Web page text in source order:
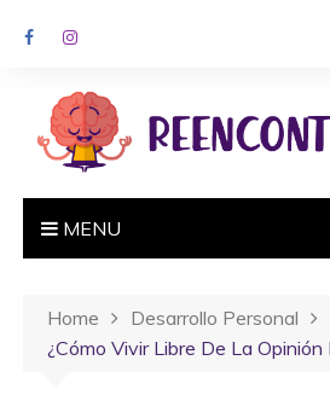
MENU
Home
Desarrollo Personal
¿Cómo Vivir Libre De La